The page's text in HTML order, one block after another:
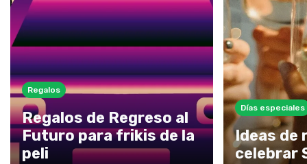
Regalos
Regalos de Regreso al
Futuro para frikis de la
peli
Días especiales
Ideas de
celebrar